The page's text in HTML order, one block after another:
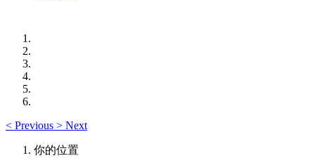
< Previous > Next
你的位置